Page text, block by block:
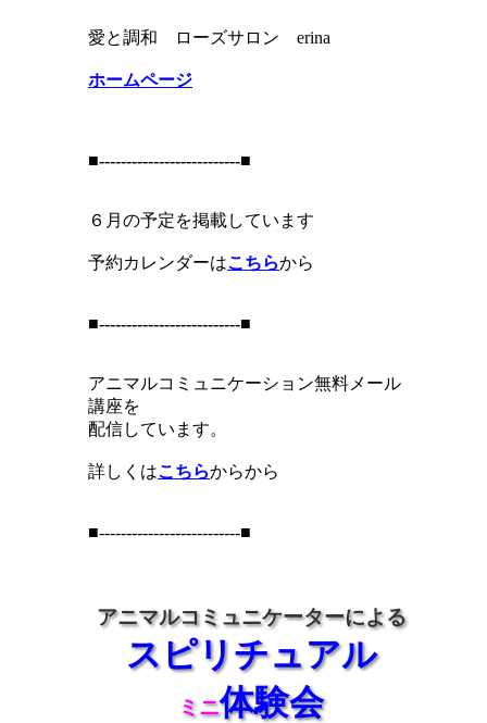
愛と調和 ローズサロン erina
ホームページ
■--------------------------■
６月の予定を掲載しています
予約カレンダーはこちらから
■--------------------------■
アニマルコミュニケーション無料メール
講座を
配信しています。
詳しくはこちらからから
■--------------------------■
アニマルコミュニケーターによる
スピリチュアル
ミニ体験会